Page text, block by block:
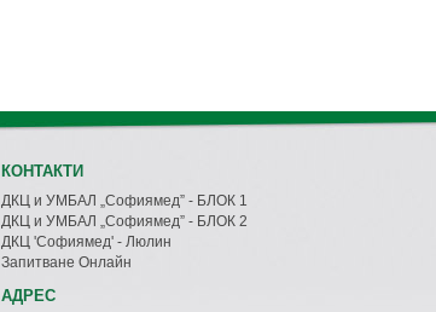
КОНТАКТИ
ДКЦ и УМБАЛ „Софиямед” - БЛОК 1
ДКЦ и УМБАЛ „Софиямед” - БЛОК 2
ДКЦ 'Софиямед' - Люлин
Запитване Онлайн
АДРЕС